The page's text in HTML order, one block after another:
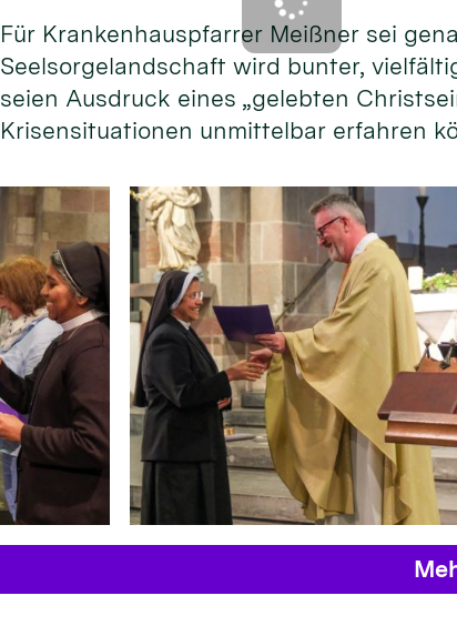
Für Krankenhauspfarrer Meißner sei
Seelsorgelandschaft wird bunter,
seien Ausdruck eines „gelebten
Krisensituationen unmittelbar erfahren